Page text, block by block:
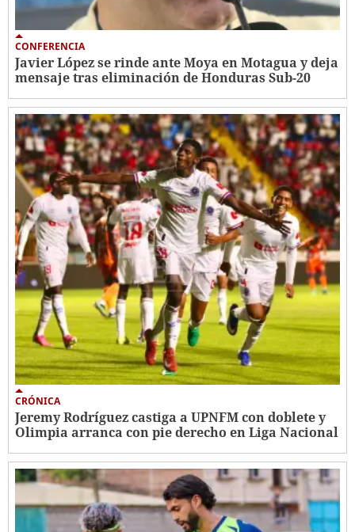
CONFERENCIA
Javier López se rinde ante Moya en Motagua y deja
mensaje tras eliminación de Honduras Sub-20
CRÓNICA
Jeremy Rodríguez castiga a UPNFM con doblete y
Olimpia arranca con pie derecho en Liga Nacional